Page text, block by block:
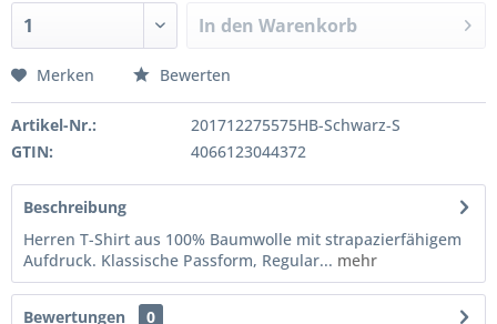
In den Warenkorb
Merken Bewerten
Artikel-Nr.:
201712275575HB-Schwarz-S
GTIN:
4066123044372
Beschreibung
Herren T-Shirt aus 100% Baumwolle mit strapazierfähigem
Aufdruck. Klassische Passform, Regular... mehr
Bewertungen
0